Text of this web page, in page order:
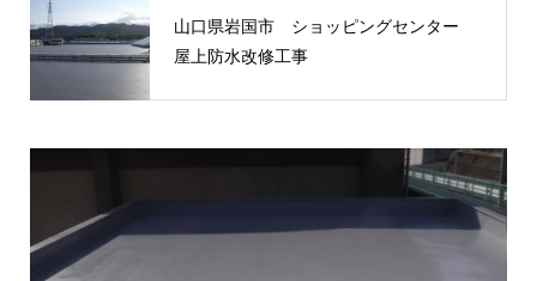
山口県岩国市 ショッピングセンター
屋上防水改修工事